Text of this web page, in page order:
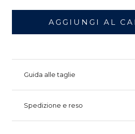
AGGIUNGI AL
Guida alle taglie
Spedizione e reso